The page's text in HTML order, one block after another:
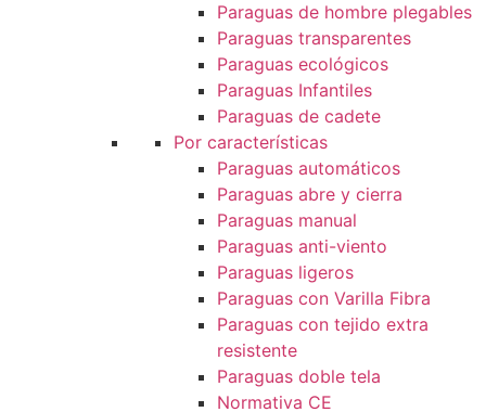
Paraguas de hombre plegables
Paraguas transparentes
Paraguas ecológicos
Paraguas Infantiles
Paraguas de cadete
Por características
Paraguas automáticos
Paraguas abre y cierra
Paraguas manual
Paraguas anti-viento
Paraguas ligeros
Paraguas con Varilla Fibra
Paraguas con tejido extra
resistente
Paraguas doble tela
Normativa CE